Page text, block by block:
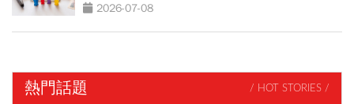
2026-07-08
熱門話題 / HOT STORIES /